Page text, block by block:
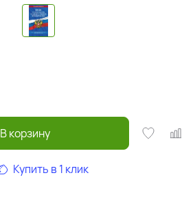
В корзину
Купить в 1 клик